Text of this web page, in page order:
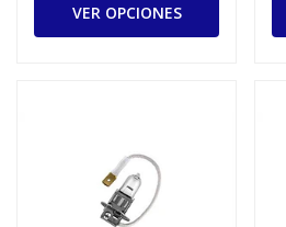
VER OPCIONES